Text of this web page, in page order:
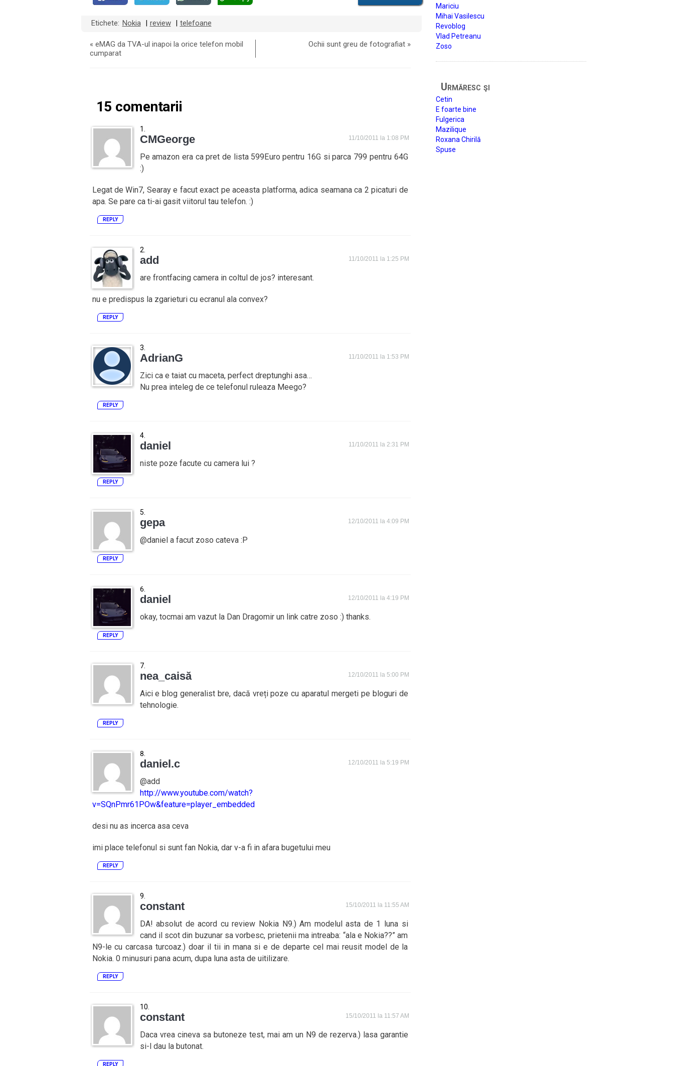
Etichete: Nokia review telefoane
« eMAG da TVA-ul inapoi la orice telefon mobil
cumparat
Ochii sunt greu de fotografiat»
15 comentarii
CMGeorge 11/10/2011 la 1:08 PM
Pe amazon era ca pret de lista 599Euro pentru 16G si parca 799 pentru 64G
:)
Legat de Win7, Searay e facut exact pe aceasta platforma, adica seamana ca 2 picaturi de
apa. Se pare ca ti-ai gasit viitorul tau telefon. :)
REPLY
add 11/10/2011 la 1:25 PM
are frontfacing camera in coltul de jos? interesant.
nu e predispus la zgarieturi cu ecranul ala convex?
REPLY
AdrianG 11/10/2011 la 1:53 PM
Zici ca e taiat cu maceta, perfect dreptunghi asa…
Nu prea inteleg de ce telefonul ruleaza Meego?
REPLY
daniel 11/10/2011 la 2:31 PM
niste poze facute cu camera lui ?
REPLY
gepa 12/10/2011 la 4:09 PM
@daniel a facut zoso cateva :P
REPLY
daniel 12/10/2011 la 4:19 PM
okay, tocmai am vazut la Dan Dragomir un link catre zoso :) thanks.
REPLY
nea_caisă 12/10/2011 la 5:00 PM
Aici e blog generalist bre, dacă vreți poze cu aparatul mergeti pe bloguri de
tehnologie.
REPLY
daniel.c 12/10/2011 la 5:19 PM
@add
http://www.youtube.com/watch?
v=SQnPmr61POw&feature=player_embedded
desi nu as incerca asa ceva
imi place telefonul si sunt fan Nokia, dar v-a fi in afara bugetului meu
REPLY
constant 15/10/2011 la 11:55 AM
DA! absolut de acord cu review Nokia N9.) Am modelul asta de 1 luna si
cand il scot din buzunar sa vorbesc, prietenii ma intreaba: “ala e Nokia??” am
N9-le cu carcasa turcoaz.) doar il tii in mana si e de departe cel mai reusit model de la
Nokia. 0 minusuri pana acum, dupa luna asta de uitilizare.
REPLY
constant 15/10/2011 la 11:57 AM
Daca vrea cineva sa butoneze test, mai am un N9 de rezerva.) lasa garantie
si-l dau la butonat.
REPLY
Mariciu
Mihai Vasilescu
Revoblog
Vlad Petreanu
Zoso
Urmăresc şi
Cetin
E foarte bine
Fulgerica
Mazilique
Roxana Chirilă
Spuse